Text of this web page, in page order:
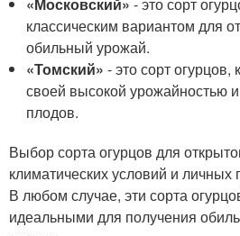
классическим вариантом для
обильный урожай.
«Томский» - это сорт огурцов,
своей высокой урожайностью
плодов.
Выбор сорта огурцов для
климатических условий и личных
В любом случае, эти сорта
идеальными для получения